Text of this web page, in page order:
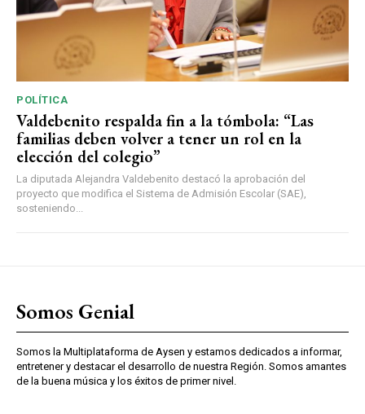
POLÍTICA
Valdebenito respalda fin a la tómbola: “Las
familias deben volver a tener un rol en la
elección del colegio”
La diputada Alejandra Valdebenito destacó la aprobación del
proyecto que modifica el Sistema de Admisión Escolar (SAE),
sosteniendo...
Somos Genial
Somos la Multiplataforma de Aysen y estamos dedicados a informar,
entretener y destacar el desarrollo de nuestra Región. Somos amantes
de la buena música y los éxitos de primer nivel.